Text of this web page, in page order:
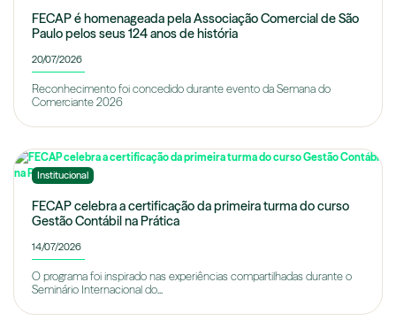
FECAP é homenageada pela Associação Comercial de São
Paulo pelos seus 124 anos de história
20/07/2026
Reconhecimento foi concedido durante evento da Semana do
Comerciante 2026
Institucional
FECAP celebra a certificação da primeira turma do curso
Gestão Contábil na Prática
14/07/2026
O programa foi inspirado nas experiências compartilhadas durante o
Seminário Internacional do...